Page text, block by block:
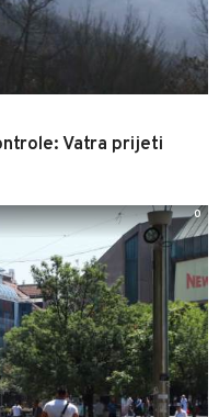
Vatra prijeti
0